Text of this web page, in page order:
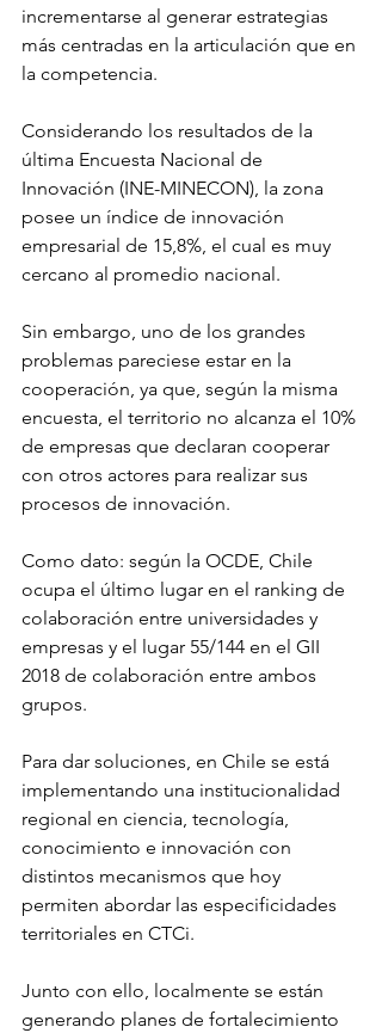
incrementarse al generar estrategias
más centradas en la articulación que en
la competencia.
Considerando los resultados de la
última Encuesta Nacional de
Innovación (INE-MINECON), la zona
posee un índice de innovación
empresarial de 15,8%, el cual es muy
cercano al promedio nacional.
Sin embargo, uno de los grandes
problemas pareciese estar en la
cooperación, ya que, según la misma
encuesta, el territorio no alcanza el 10%
de empresas que declaran cooperar
con otros actores para realizar sus
procesos de innovación.
Como dato: según la OCDE, Chile
ocupa el último lugar en el ranking de
colaboración entre universidades y
empresas y el lugar 55/144 en el GII
2018 de colaboración entre ambos
grupos.
Para dar soluciones, en Chile se está
implementando una institucionalidad
regional en ciencia, tecnología,
conocimiento e innovación con
distintos mecanismos que hoy
permiten abordar las especificidades
territoriales en CTCi.
Junto con ello, localmente se están
generando planes de fortalecimiento